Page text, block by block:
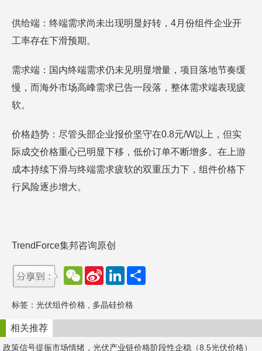
供给端：终端需求尚未出现明显好转，4月份组件企业开
工率存在下滑预期。
需求端：国内终端需求仍未见明显增量，项目落地节奏缓
慢，而海外市场高峰需求已告一段落，整体需求端表现疲
软。
价格趋势：尽管头部企业报价坚守在0.8元/W以上，但实
际成交价格重心已明显下移，低价订单不断增多。在上游
成本持续下滑与终端需求疲软的双重压力下，组件价格下
行风险逐步增大。
TrendForce集邦咨询原创
W
e
a
t
S
W
e
b
o
L
k
e
d
n
标签： 光伏组件价格 多晶硅价格
相关推荐
政策信号提振市场情绪，光伏产业链价格阶段性企稳（8.5光伏价格）